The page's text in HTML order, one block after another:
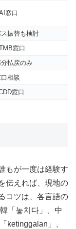
窓口
振替も検討
窓口
払戻のみ
口相談
窓口
もが一度は経験す
伝えれば、現地の
コツは、各言語の
「놓치다」、中
ketinggalan」、